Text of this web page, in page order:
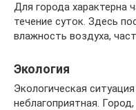
Для города характерна
течение суток. Здесь
влажность воздуха,
Экология
Экологическая
неблагоприятная.